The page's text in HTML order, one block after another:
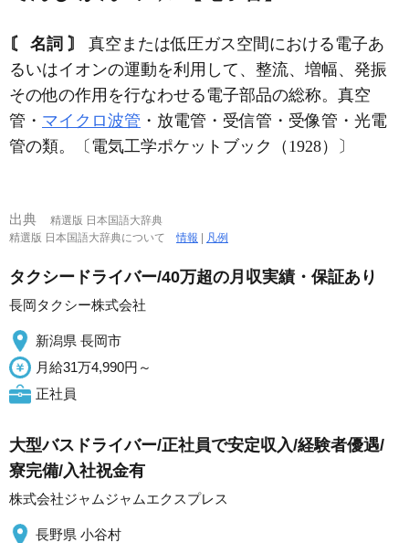
〘 名詞 〙
真空または低圧ガス空間における電子あ
るいはイオンの運動を利用して、整流、増幅、発振
その他の作用を行なわせる電子部品の総称。真空
管・ マイクロ波管 ・放電管・受信管・受像管・光電
管の類。〔電気工学ポケットブック（1928）〕
出典
精選版 日本国語大辞典
精選版 日本国語大辞典について情報 | 凡例
タクシードライバー/40万超の月収実績・保証あり
長岡タクシー株式会社
新潟県 長岡市
月給31万4,990円～
正社員
大型バスドライバー/正社員で安定収入/経験者優遇/
寮完備/入社祝金有
株式会社ジャムジャムエクスプレス
長野県 小谷村